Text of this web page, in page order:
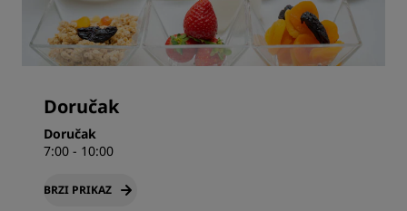
Doručak
Doručak
7:00 - 10:00
BRZI PRIKAZ